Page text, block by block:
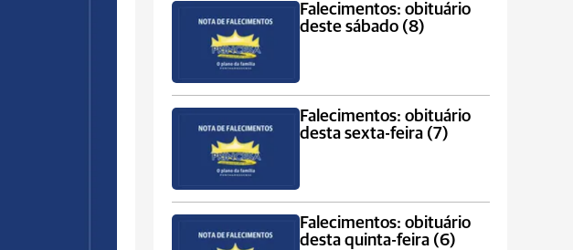
Falecimentos: obituário
deste sábado (8)
Falecimentos: obituário
desta sexta-feira (7)
Falecimentos: obituário
desta quinta-feira (6)